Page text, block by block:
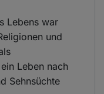
Lebens war
und
Leben nach
Sehnsüchte